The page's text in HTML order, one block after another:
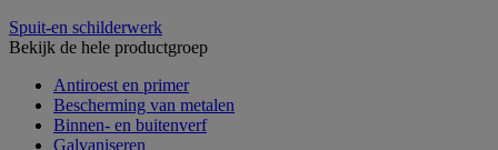
Spuit-en schilderwerk
Bekijk de hele productgroep
Antiroest en primer
Bescherming van metalen
Binnen- en buitenverf
Galvaniseren